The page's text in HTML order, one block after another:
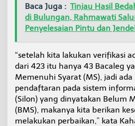
Baca Juga : Tinjau Hasil
di Bulungan, Rahmawati
Penyelesaian Pintu dan
“setelah kita lakukan verifikasi
dari 423 itu hanya 43 Bacaleg
Memenuhi Syarat (MS), jadi
pendaftaran pada sistem
(Silon) yang dinyatakan Belum
(BMS), makanya kita berikan
melakukan perbaikan,” kata